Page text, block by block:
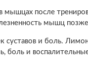
после
мышц
и боль.
боль и